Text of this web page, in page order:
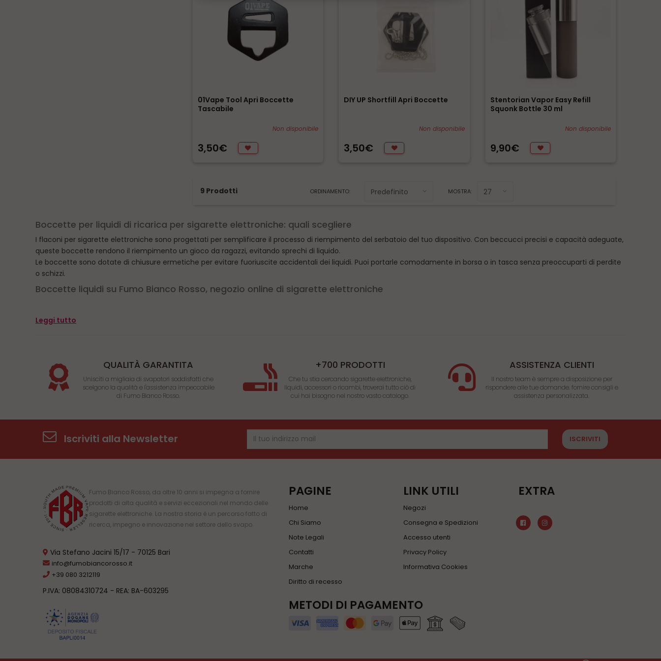
01Vape Tool Apri Boccette
Tascabile
Non disponibile
3,50€
DIY UP Shortfill Apri Boccette
Non disponibile
3,50€
Stentorian Vapor Easy Refill
Squonk Bottle 30 ml
Non disponibile
9,90€
9 Prodotti ORDINAMENTO: MOSTRA:
Boccette per liquidi di ricarica per sigarette elettroniche: quali scegliere
I flaconi per sigarette elettroniche sono progettati per semplificare il processo di riempimento del serbatoio del tuo dispositivo. Con beccucci precisi e capacità adeguate,
queste boccette rendono il riempimento un gioco da ragazzi, evitando sprechi di liquido.
Le boccette sono dotate di chiusure ermetiche per evitare fuoriuscite accidentali dei liquidi. Puoi portarle comodamente in borsa o in tasca senza preoccuparti di perdite
o schizzi.
Boccette liquidi su Fumo Bianco Rosso, negozio online di sigarette elettroniche
Su Fumo Bianco Rosso offriamo una gamma di boccette con diverse capacità, per soddisfare le tue esigenze di svapo in qualsiasi situazione.
Le nostre boccette sono realizzate con materiali sicuri per i liquidi e resistenti agli urti, garantendo la massima protezione per i tuoi liquidi. Sono progettate con beccucci
tuo svapo più conveniente e senza complicazioni.
Leggi tutto
QUALITÀ GARANTITA
Unisciti a migliaia di svapatori soddisfatti che
scelgono la qualità e l'assistenza impeccabile
di Fumo Bianco Rosso.
+700 PRODOTTI
Che tu stia cercando sigarette elettroniche,
liquidi, accessori o ricambi, troverai tutto ciò di
cui hai bisogno nel nostro vasto catalogo.
ASSISTENZA CLIENTI
Il nostro team è sempre a disposizione per
rispondere alle tue domande. fornire consigli e
assistenza personalizzata.
Iscriviti alla Newsletter ISCRIVITI
Fumo Bianco Rosso, da oltre 10 anni si impegna a fornire
prodotti di alta qualità e servizi eccezionali nel mondo delle
sigarette elettroniche. La nostra storia è un percorso fatto di
ricerca, impegno e innovazione nel settore dello svapo.
Via Stefano Jacini 15/17 - 70125 Bari
info@fumobiancorosso.it
+39 080 3212119
P.IVA: 08084310724 - REA: BA-603295
PAGINE
Home
Chi Siamo
Note Legali
Contatti
Marche
Diritto di recesso
LINK UTILI
Negozi
Consegna e Spedizioni
Accesso utenti
Privacy Policy
Informativa Cookies
EXTRA
METODI DI PAGAMENTO